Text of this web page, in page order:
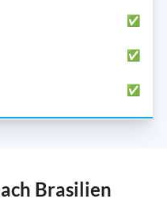
✅
✅
✅
Brasilien